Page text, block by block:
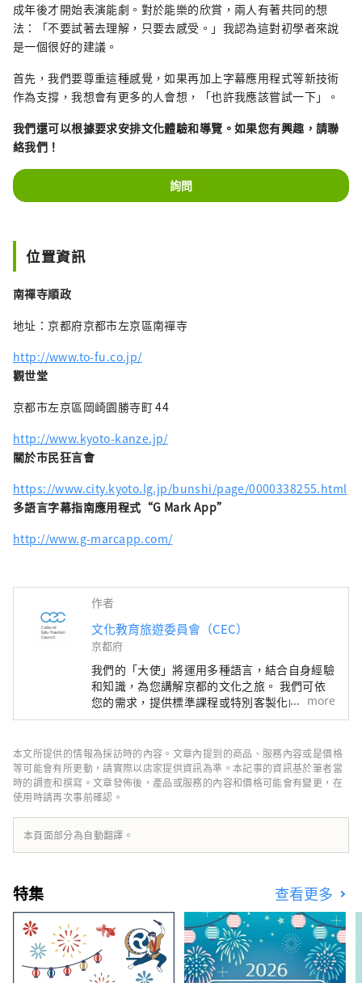
成年後才開始表演能劇。對於能樂的欣賞，兩人有著共同的想
法：「不要試著去理解，只要去感受。」我認為這對初學者來說
是一個很好的建議。
首先，我們要尊重這種感覺，如果再加上字幕應用程式等新技術
作為支撐，我想會有更多的人會想，「也許我應該嘗試一下」。
我們還可以根據要求安排文化體驗和導覽。如果您有興趣，請聯
絡我們！
詢問
位置資訊
南禪寺順政
地址：京都府京都市左京區南禪寺
http://www.to-fu.co.jp/
觀世堂
京都市左京區岡崎園勝寺町 44
http://www.kyoto-kanze.jp/
關於市民狂言會
https://www.city.kyoto.lg.jp/bunshi/page/0000338255.html
多語言字幕指南應用程式“G Mark App”
http://www.g-marcapp.com/
作者
文化教育旅遊委員會（CEC）
京都府
我們的「大使」將運用多種語言，結合自身經驗
和知識，為您講解京都的文化之旅。 我們可依
您的需求，提供標準課程或特別客製化的一日課
程，幫助您在京都度過難忘的時光。您將有機會
文化、傳統表演藝術等，並結識當地居民，留下
美好的回憶。 除了導覽遊，我們還提供各種特
別體驗，從利用獨特場地舉辦的活動，到讓您充
分體驗四季京都文化的方案。
more
本文所提供的情報為採訪時的內容。文章內提到的商品、服務內容或是價格
等可能會有所更動，請實際以店家提供資訊為準。本記事的資訊基於筆者當
時的調查和撰寫。文章發佈後，產品或服務的內容和價格可能會有變更，在
使用時請再次事前確認。
本頁面部分為自動翻譯。
特集 查看更多